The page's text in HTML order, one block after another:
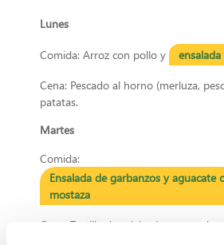
Lunes
Comida: Arroz con pollo y
Cena: Pescado al horno (merluza,
patatas.
Martes
Comida:
Ensalada de garbanzos y aguacate
mostaza
Cena: Tortilla de calabacín y sopa de